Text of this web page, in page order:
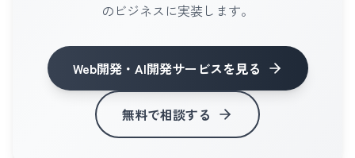
のビジネスに実装します。
Web開発・AI開発サービスを見る
無料で相談する